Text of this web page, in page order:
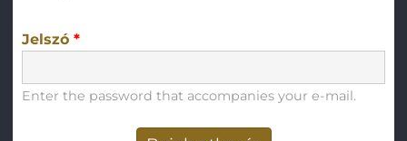
Jelszó *
Enter the password that accompanies your e-mail.